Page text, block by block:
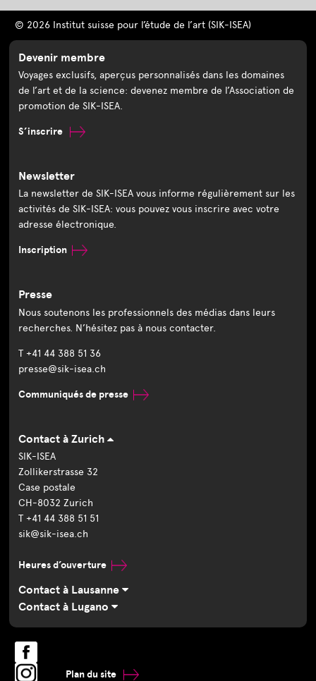
© 2026 Institut suisse pour l’étude de l’art (SIK-ISEA)
Devenir membre
Voyages exclusifs, aperçus personnalisés dans les domaines
de l’art et de la science: devenez membre de l’Association de
promotion de SIK-ISEA.
S’inscrire
Newsletter
La newsletter de SIK-ISEA vous informe régulièrement sur les
activités de SIK-ISEA: vous pouvez vous inscrire avec votre
adresse électronique.
Inscription
Presse
Nous soutenons les professionnels des médias dans leurs
recherches. N’hésitez pas à nous contacter.
T +41 44 388 51 36
presse@sik-isea.ch
Communiqués de presse
Contact à Zurich
SIK-ISEA
Zollikerstrasse 32
Case postale
CH-8032 Zurich
T +41 44 388 51 51
sik@sik-isea.ch
Heures d’ouverture
Contact à Lausanne
Contact à Lugano
Plan du site